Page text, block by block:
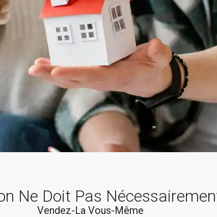
Ne Doit Pas
Vendez-La Vous-Même